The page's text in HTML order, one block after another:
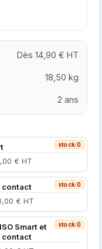
Dès 14,90 € HT
18,50 kg
2 ans
stock:0
€ HT
stock:0
contact
€ HT
stock:0
Smart et
contact